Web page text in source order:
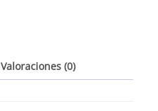
Valoraciones (0)